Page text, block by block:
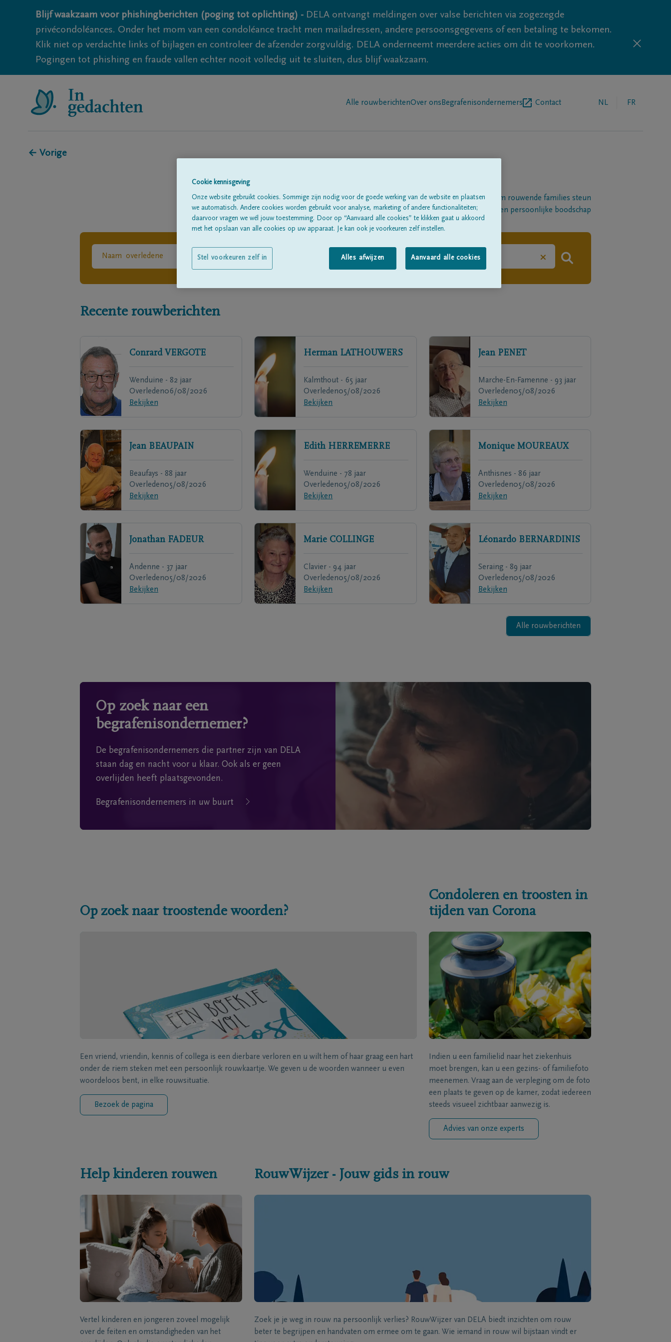
Blijf waakzaam voor phishingberichten (poging tot oplichting) - DELA ontvangt meldingen over valse berichten via zogezegde
privécondoléances. Onder het mom van een condoléance tracht men mailadressen, andere persoonsgegevens of een betaling te bekomen.
Klik niet op verdachte links of bijlagen en controleer de afzender zorgvuldig. DELA onderneemt meerdere acties om dit te voorkomen.
Pogingen tot phishing en fraude vallen echter nooit volledig uit te sluiten, dus blijf waakzaam.
Alle rouwberichtenOver ons Begrafenisondernemers Contact NL FR
← Vorige
Een platform om rouwende families steun
te betuigen met een persoonlijke boodschap
×
Recente rouwberichten
Conrard VERGOTE
Wenduine - 82 jaar
Overleden06/08/2026
Bekijken
Herman LATHOUWERS
Kalmthout - 65 jaar
Overleden05/08/2026
Bekijken
Jean PENET
Marche-En-Famenne - 93 jaar
Overleden05/08/2026
Bekijken
Jean BEAUPAIN
Beaufays - 88 jaar
Overleden05/08/2026
Bekijken
Edith HERREMERRE
Wenduine - 78 jaar
Overleden05/08/2026
Bekijken
Monique MOUREAUX
Anthisnes - 86 jaar
Overleden05/08/2026
Bekijken
Jonathan FADEUR
Andenne - 37 jaar
Overleden05/08/2026
Bekijken
Marie COLLINGE
Clavier - 94 jaar
Overleden05/08/2026
Bekijken
Léonardo BERNARDINIS
Seraing - 89 jaar
Overleden05/08/2026
Bekijken
Alle rouwberichten
Op zoek naar een
begrafenisondernemer?
De begrafenisondernemers die partner zijn van DELA
staan dag en nacht voor u klaar. Ook als er geen
overlijden heeft plaatsgevonden.
Begrafenisondernemers in uw buurt
Op zoek naar troostende woorden?
Een vriend, vriendin, kennis of collega is een dierbare verloren en u wilt hem of haar graag een hart
onder de riem steken met een persoonlijk rouwkaartje. We geven u de woorden wanneer u even
woordeloos bent, in elke rouwsituatie.
Bezoek de pagina
Condoleren en troosten in
tijden van Corona
Indien u een familielid naar het ziekenhuis
moet brengen, kan u een gezins- of familiefoto
meenemen. Vraag aan de verpleging om de foto
een plaats te geven op de kamer, zodat iedereen
steeds visueel zichtbaar aanwezig is.
Advies van onze experts
Help kinderen rouwen
Vertel kinderen en jongeren zoveel mogelijk
over de feiten en omstandigheden van het
RouwWijzer - Jouw gids in rouw
Zoek je je weg in rouw na persoonlijk verlies? RouwWijzer van DELA biedt inzichten om rouw
beter te begrijpen en handvaten om ermee om te gaan. Wie iemand in rouw wil bijstaan vindt er
Cookie kennisgeving
Onze website gebruikt cookies. Sommige zijn nodig voor de goede werking van de website en plaatsen
we automatisch. Andere cookies worden gebruikt voor analyse, marketing of andere functionaliteiten;
daarvoor vragen we wél jouw toestemming. Door op “Aanvaard alle cookies” te klikken gaat u akkoord
met het opslaan van alle cookies op uw apparaat. Je kan ook je voorkeuren zelf instellen.
Alles afwijzen Aanvaard alle cookies
Stel voorkeuren zelf in